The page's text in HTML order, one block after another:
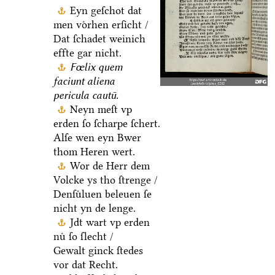
Eyn geſchot dat
men voͤrhen erſicht /
Dat ſchadet weinich
effte gar nicht.
Fœlix quem
faciunt aliena
pericula cautū.
Neyn meſt vp
erden ſo ſcharpe ſchert.
Alſe wen eyn Bwer
thom Heren wert.
Wor de Herr dem
Volcke ys tho ſtrenge /
Denſuͤluen beleuen ſe
nicht yn de lenge.
Jdt wart vp erden
nuͤ ſo ſlecht /
Gewalt ginck ſtedes
vor dat Recht.